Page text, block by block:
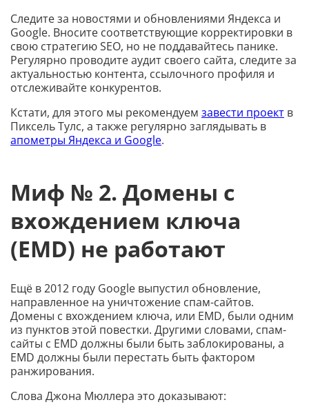
Следите за новостями и обновлениями Яндекса и
Google. Вносите соответствующие корректировки в
свою стратегию SEO, но не поддавайтесь панике.
Регулярно проводите аудит своего сайта, следите за
актуальностью контента, ссылочного профиля и
отслеживайте конкурентов.
Кстати, для этого мы рекомендуем завести проект в
Пиксель Тулс, а также регулярно заглядывать в
апометры Яндекса и Google.
Миф № 2. Домены с
вхождением ключа
(EMD) не работают
Ещё в 2012 году Google выпустил обновление,
направленное на уничтожение спам-сайтов.
Домены с вхождением ключа, или EMD, были одним
из пунктов этой повестки. Другими словами, спам-
сайты с EMD должны были быть заблокированы, а
EMD должны были перестать быть фактором
ранжирования.
Слова Джона Мюллера это доказывают: